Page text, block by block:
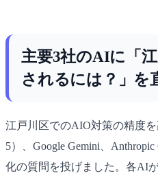
主要3社のAIに「
されるには？」を
江戸川区でのAIO対策の精度
5）、Google Gemini、
化の質問を投げました。各AI